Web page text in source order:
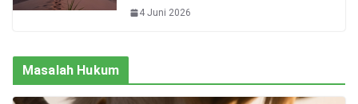
4 Juni 2026
Masalah Hukum